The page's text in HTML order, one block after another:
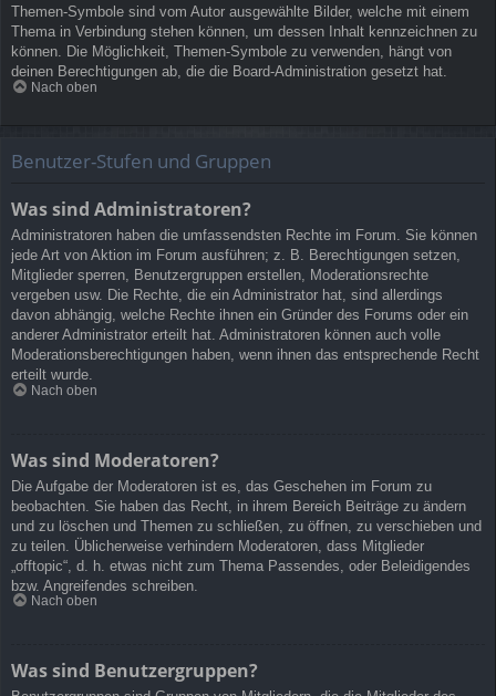
Themen-Symbole sind vom Autor ausgewählte Bilder, welche mit einem
Thema in Verbindung stehen können, um dessen Inhalt kennzeichnen zu
können. Die Möglichkeit, Themen-Symbole zu verwenden, hängt von
deinen Berechtigungen ab, die die Board-Administration gesetzt hat.
Nach oben
Benutzer-Stufen und Gruppen
Was sind Administratoren?
Administratoren haben die umfassendsten Rechte im Forum. Sie können
jede Art von Aktion im Forum ausführen; z. B. Berechtigungen setzen,
Mitglieder sperren, Benutzergruppen erstellen, Moderationsrechte
vergeben usw. Die Rechte, die ein Administrator hat, sind allerdings
davon abhängig, welche Rechte ihnen ein Gründer des Forums oder ein
anderer Administrator erteilt hat. Administratoren können auch volle
Moderationsberechtigungen haben, wenn ihnen das entsprechende Recht
erteilt wurde.
Nach oben
Was sind Moderatoren?
Die Aufgabe der Moderatoren ist es, das Geschehen im Forum zu
beobachten. Sie haben das Recht, in ihrem Bereich Beiträge zu ändern
und zu löschen und Themen zu schließen, zu öffnen, zu verschieben und
zu teilen. Üblicherweise verhindern Moderatoren, dass Mitglieder
„offtopic“, d. h. etwas nicht zum Thema Passendes, oder Beleidigendes
bzw. Angreifendes schreiben.
Nach oben
Was sind Benutzergruppen?